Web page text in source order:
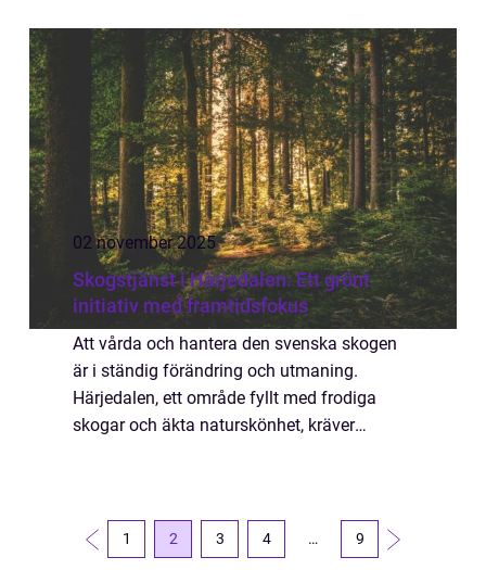
02 november 2025
Skogstjänst i Härjedalen: Ett grönt
initiativ med framtidsfokus
Att vårda och hantera den svenska skogen
är i ständig förändring och utmaning.
Härjedalen, ett område fyllt med frodiga
skogar och äkta naturskönhet, kräver
1 2 3 4 … 9